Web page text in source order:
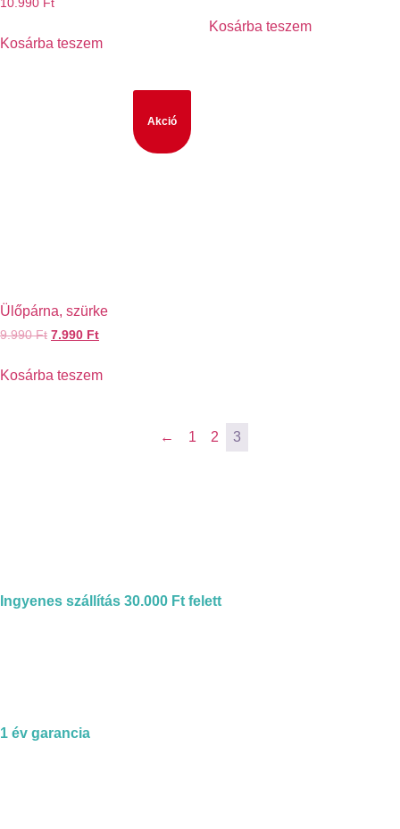
10.990 Ft
Kosárba teszem
Kosárba teszem
Akció
Ülőpárna, szürke
9.990Ft 7.990 Ft
Kosárba teszem
← 1 2 3
Ingyenes szállítás 30.000 Ft felett
1 év garancia